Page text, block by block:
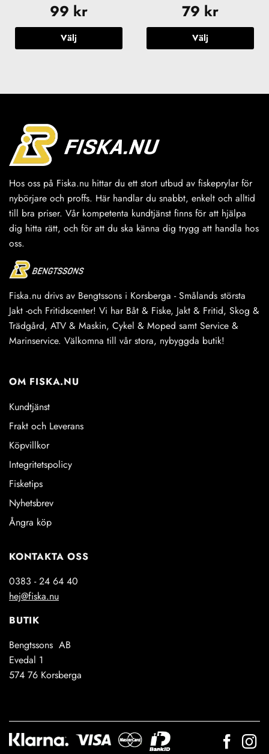
99 kr
Välj
har
olika
alternativen
väljas
på
produktsidan
79 kr
Välj
har
väljas
på
produktsidan
Hos oss på Fiska.nu hittar du ett stort utbud av fiskeprylar för
nybörjare och proffs. Här handlar du snabbt, enkelt och alltid
till bra priser. Vår kompetenta kundtjänst finns för att hjälpa
dig hitta rätt, och för att du ska känna dig trygg att handla hos
oss.
Fiska.nu drivs av Bengtssons i Korsberga - Smålands största
Jakt -och Fritidscenter! Vi har Båt & Fiske, Jakt & Fritid, Skog &
Trädgård, ATV & Maskin, Cykel & Moped samt Service &
Marinservice. Välkomna till vår stora, nybyggda butik!
OM FISKA.NU
Kundtjänst
Frakt och Leverans
Köpvillkor
Integritetspolicy
Fisketips
Nyhetsbrev
Ångra köp
KONTAKTA OSS
0383 - 24 64 40
hej@fiska.nu
BUTIK
Bengtssons AB
Evedal 1
574 76 Korsberga